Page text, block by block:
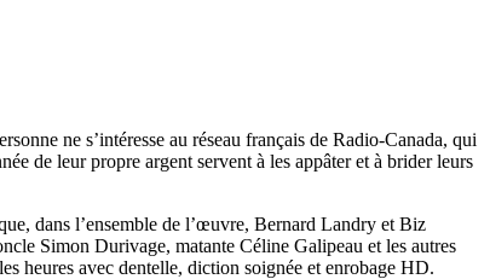
ne s’intéresse au réseau français de Radio-Canada, qui
de leur propre argent servent à les appâter et à brider leurs
dans l’ensemble de l’œuvre, Bernard Landry et Biz
Simon Durivage, matante Céline Galipeau et les autres
heures avec dentelle, diction soignée et enrobage HD.